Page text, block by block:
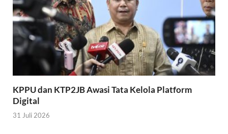
KPPU dan KTP2JB Awasi Tata Kelola Platform
Digital
31 Juli 2026